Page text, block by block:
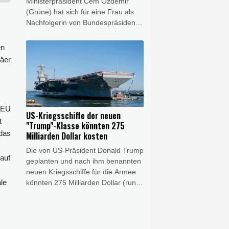
Jahre alte Mutter mit ihrem zwei
Jahre alten Kind getötet zu haben.
(Grüne) hat sich für eine Frau als
Nachfolgerin von Bundespräsident
ausgesprochen. "Nach zwölf
Bundespräsidenten fände ich es ein
starkes und wichtiges Zeichen,
wenn Deutschland erstmals eine
Bundespräsidentin bekäme", sagte
Özdemir den Zeitungen der Funke-
Mediengruppe
(Donnerstagsausgaben). "Es gibt in
unserem Land so viele
herausragende Frauen, die die
Erfahrung, die Autorität und die
verbindende Kraft für dieses Amt
mitbringen."
US-Kriegsschiffe der neuen
"Trump"-Klasse könnten 275
Milliarden Dollar kosten
Die von US-Präsident Donald Trump
geplanten und nach ihm benannten
neuen Kriegsschiffe für die Armee
könnten 275 Milliarden Dollar (rund